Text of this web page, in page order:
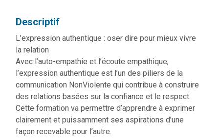
Descriptif
L’expression authentique : oser dire pour mieux vivre
la relation
Avec l’auto-empathie et l’écoute empathique,
l’expression authentique est l’un des piliers de la
communication NonViolente qui contribue à construire
des relations basées sur la confiance et le respect.
Cette formation va permettre d’apprendre à exprimer
clairement et puissamment ses aspirations d’une
façon recevable pour l’autre.